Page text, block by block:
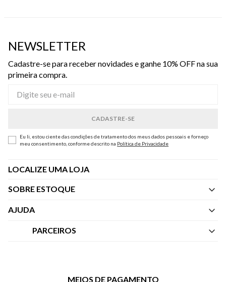
NEWSLETTER
Cadastre-se para receber novidades e ganhe 10% OFF na sua
primeira compra.
Eu li, estou ciente das condições de tratamento dos meus dados pessoais e forneço
meu consentimento, conforme descrito na Política de Privacidade
LOCALIZE UMA LOJA
SOBRE ESTOQUE
Quem Somos
AJUDA
Central de Atendimento
PARCEIROS
MEIOS DE PAGAMENTO